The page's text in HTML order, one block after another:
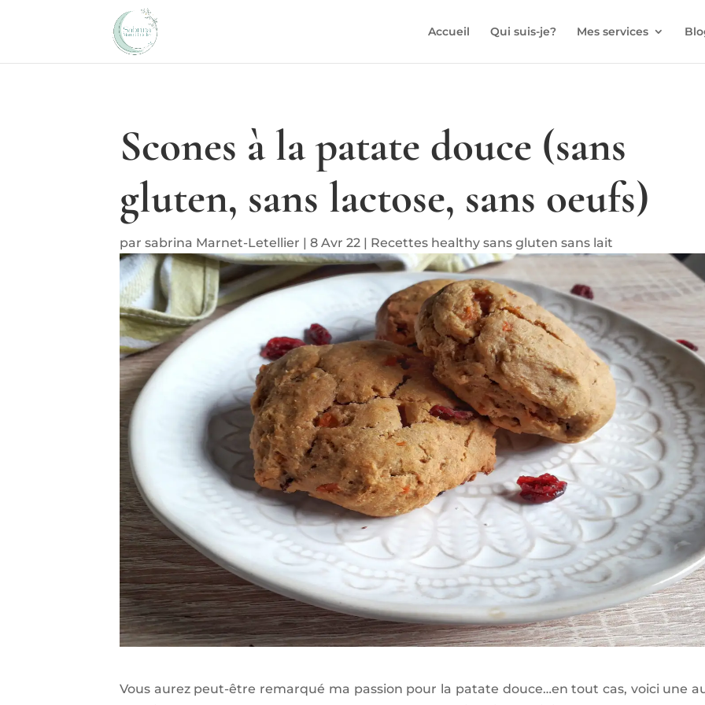
Accueil Qui suis-je? Mes services
Scones à la patate douce (sans
gluten, sans lactose, sans oeufs)
par sabrina Marnet-Letellier | 8 Avr 22 | Recettes healthy sans gluten sans lait
Vous aurez peut-être remarqué ma passion pour la patate douce…en tout cas, voici une